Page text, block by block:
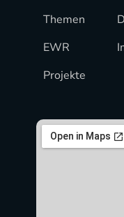
Themen
EWR
Projekte